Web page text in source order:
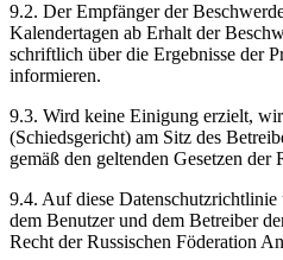
9.2. Der Empfänger der
Kalendertagen ab Erhalt der
schriftlich über die Ergebnisse der
informieren.
9.3. Wird keine Einigung erzielt,
(Schiedsgericht) am Sitz des
gemäß den geltenden Gesetzen der
9.4. Auf diese
dem Benutzer und dem Betreiber
Recht der Russischen Föderation